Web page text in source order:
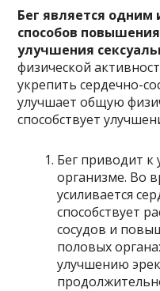
Бег является
способов
улучшения
физической
укрепить сердечно-
улучшает общую
способствует
Бег приводит
организме. Во
усиливается
способствует
сосудов и
половых
улучшению